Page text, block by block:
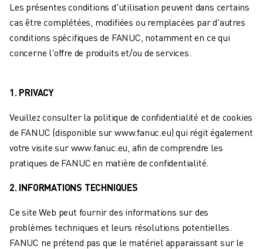
LOGICIEL DE SIMULATION
PRODUITS DE ROBOTIQUE ÉDUCATIVE
AUTOMATISATION DES ROBOTS
ROBOTS DE SOUDAGE À L'ARC
SÉRIE ARC MATE
ROBOTS DELTA
ROBOTS POUR L'ALIMENTATION ET LES SALLES BLANCHES
ROBOTS DE PEINTURE
ROBOTS PALETTISEURS
CENTRES D'USINAGE CNC COMPACTS
RECHERCHE DE ROBODRILL
ROBODRILL CENTRES D'USINAGE CNC COMPACTS
ROBODRILL MATÉRIEL
Les présentes conditions d'utilisation peuvent dans certains
cas être complétées, modifiées ou remplacées par d'autres
conditions spécifiques de FANUC, notamment en ce qui
concerne l'offre de produits et/ou de services.
1. PRIVACY
Veuillez consulter la politique de confidentialité et de cookies
de FANUC (disponible sur www.fanuc.eu) qui régit également
votre visite sur www.fanuc.eu, afin de comprendre les
pratiques de FANUC en matière de confidentialité.
2. INFORMATIONS TECHNIQUES
Ce site Web peut fournir des informations sur des
problèmes techniques et leurs résolutions potentielles.
FANUC ne prétend pas que le matériel apparaissant sur le